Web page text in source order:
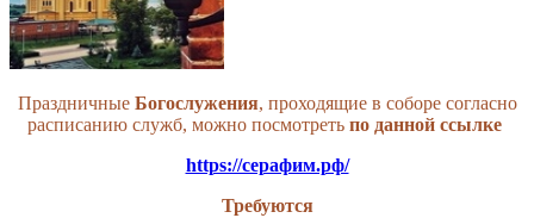
ПраздничныеБогослужения, проходящие в соборе согласно
расписанию служб, можно посмотреть по данной ссылке
https://серафим.рф/
Требуются